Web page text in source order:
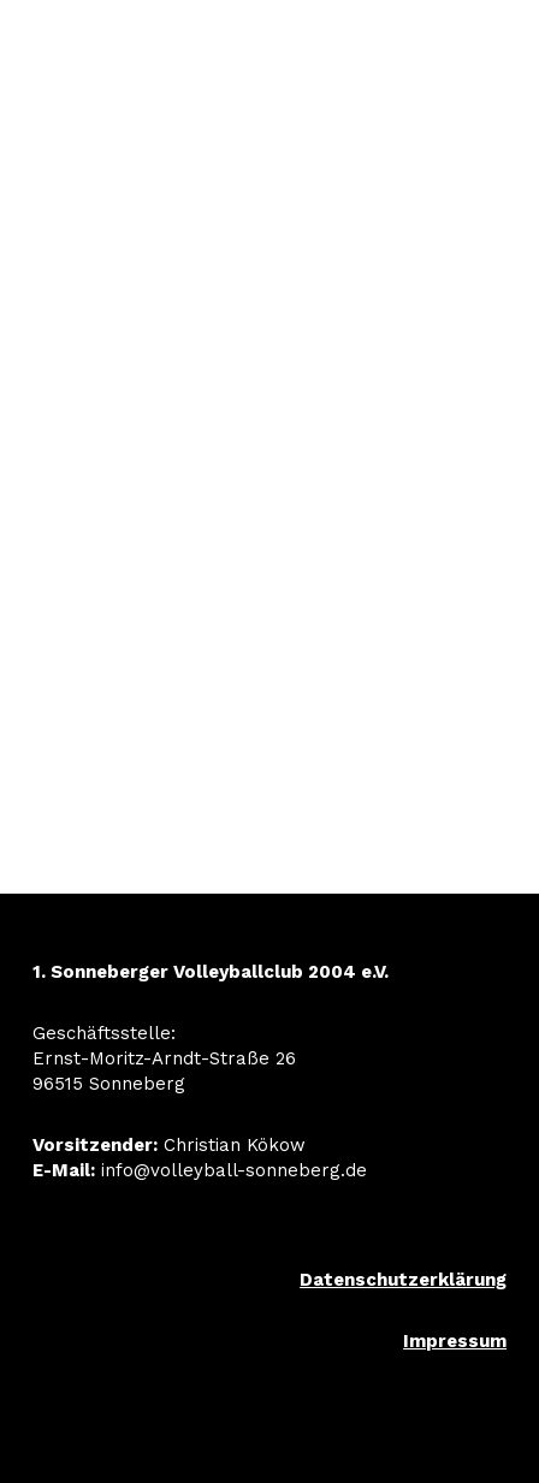
1. Sonneberger Volleyballclub 2004 e.V.
Geschäftsstelle:
Ernst-Moritz-Arndt-Straße 26
96515 Sonneberg
Vorsitzender:Christian Kökow
E-Mail:info@volleyball-sonneberg.de
Datenschutzerklärung
Impressum